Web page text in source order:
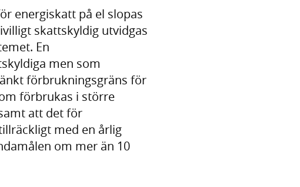
energiskatt på el slopas
skattskyldig utvidgas
En
men som
förbrukningsgräns för
förbrukas i större
att det för
med en årlig
om mer än 10